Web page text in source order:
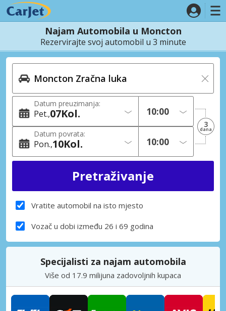
Najam Automobila u Moncton
Rezervirajte svoj automobil u 3 minute
Datum preuzimanja:
Pet. 07Kol.
Datum povrata:
Pon. 10Kol.
3
dana
Vratite automobil na isto mjesto
Vozač u dobi između 26 i 69 godina
Specijalisti za najam automobila
Više od 17.9 milijuna zadovoljnih kupaca